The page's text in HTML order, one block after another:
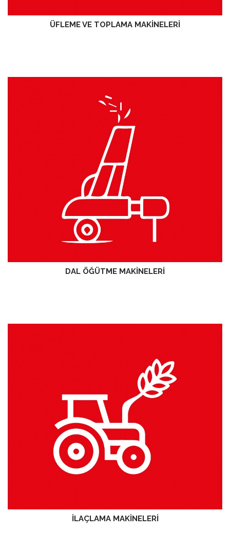
ÜFLEME VE TOPLAMA MAKİNELERİ
DAL ÖĞÜTME MAKİNELERİ
İLAÇLAMA MAKİNELERİ